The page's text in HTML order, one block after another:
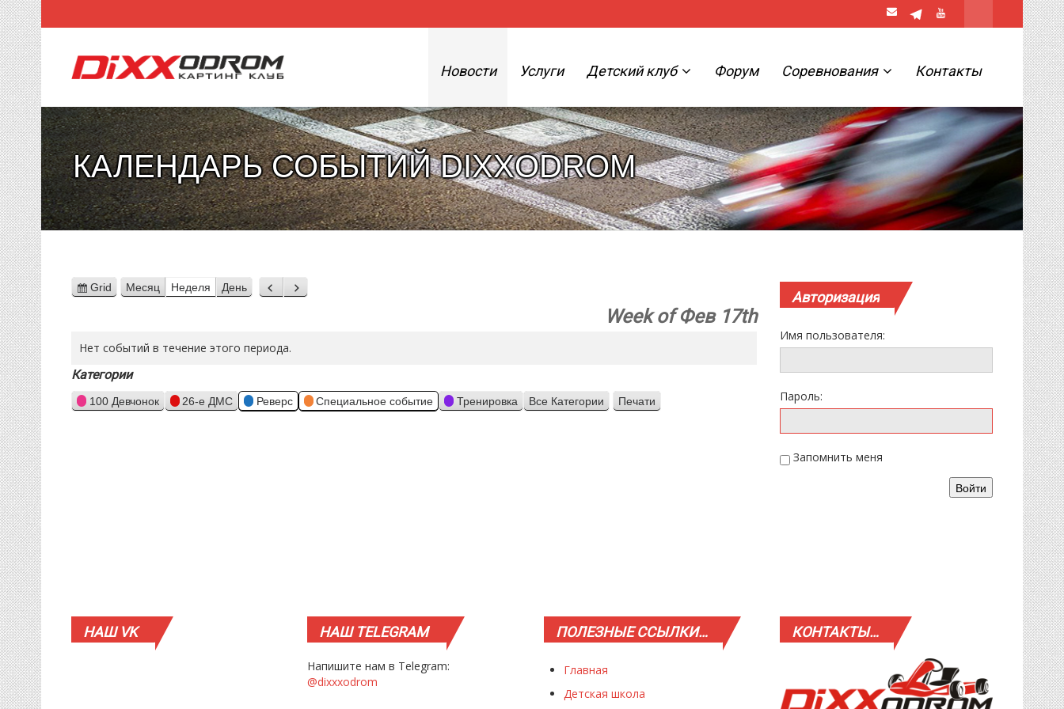
Новости Услуги Детский клуб Форум Соревнования Контакты
КАЛЕНДАРЬ СОБЫТИЙ DIXXODROM
View
Grid Месяц Неделя День Назад
Вперед
Week of Фев 17th
Нет событий в течение этого периода.
Категории
100 Девчонок 26-е ДМС Реверс Специальное событие Тренировка Все Категории Просмотр
Печати
Авторизация
Имя пользователя:
Пароль:
Запомнить меня
Войти
НАШVK НАШTELEGRAM
Напишите нам в Telegram:
@dixxxodrom
ПОЛЕЗНЫЕССЫЛКИ…
Главная
Детская школа
КОНТАКТЫ…